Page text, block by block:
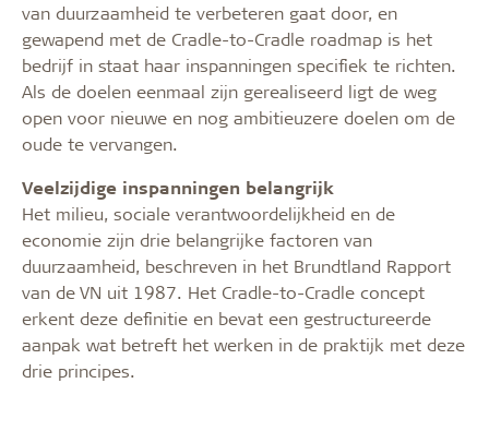
van duurzaamheid te verbeteren gaat door, en
gewapend met de Cradle-to-Cradle roadmap is het
bedrijf in staat haar inspanningen specifiek te richten.
Als de doelen eenmaal zijn gerealiseerd ligt de weg
open voor nieuwe en nog ambitieuzere doelen om de
oude te vervangen.
Veelzijdige inspanningen belangrijk
Het milieu, sociale verantwoordelijkheid en de
economie zijn drie belangrijke factoren van
duurzaamheid, beschreven in het Brundtland Rapport
van de VN uit 1987. Het Cradle-to-Cradle concept
erkent deze definitie en bevat een gestructureerde
aanpak wat betreft het werken in de praktijk met deze
drie principes.